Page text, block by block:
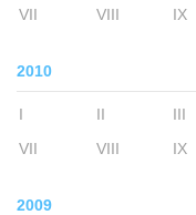
VII
VIII IX
2010
I II III
VII
VIII IX
2009